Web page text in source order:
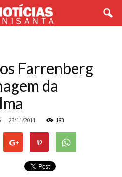
Farrenberg
da
- 23/11/2011 183